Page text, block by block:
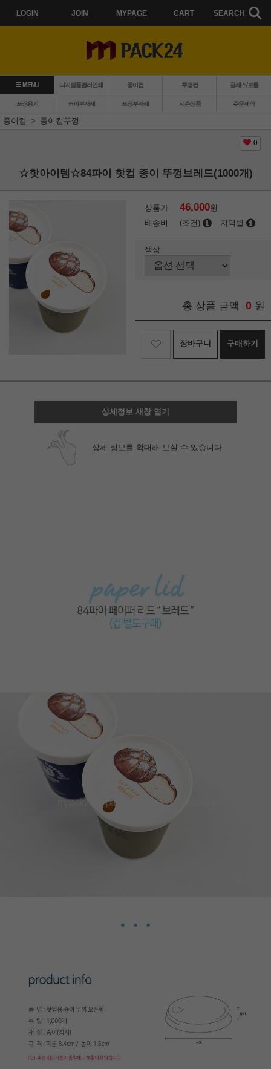
LOGIN JOIN MYPAGE CART SEARCH
MENU 디지털풀컬러인쇄 종이컵 투명컵 글래스/보틀
포장용기 커피부자재 포장부자재 시즌상품
주문제작
종이컵
종이컵뚜껑
0
☆핫아이템☆84파이 핫컵 종이 뚜껑브레드(1000개)
상품가 46,000원
배송비
(조건) 지역별
색상
총 상품 금액 0 원
장바구니 구매하기
상세정보 새창 열기
상세 정보를 확대해 보실 수 있습니다.